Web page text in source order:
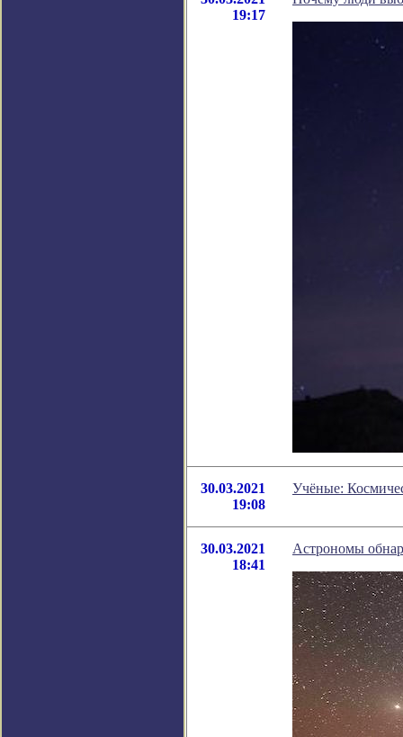
19:17
30.03.2021
19:08
Учёные:
30.03.2021
18:41
Астрономы